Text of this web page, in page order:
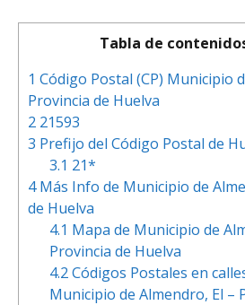
Tabla de
1 Código Postal (CP) Municipio
Provincia de Huelva
2 21593
3 Prefijo del Código Postal de
3.1 21*
4Más Info de Municipio de
de Huelva
4.1 Mapa de Municipio de
Provincia de Huelva
4.2Códigos Postales en
Municipio de Almendro, El –